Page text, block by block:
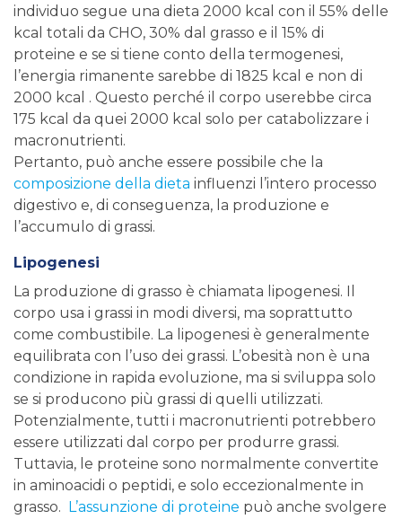
individuo segue una dieta 2000 kcal con il 55% delle
kcal totali da CHO, 30% dal grasso e il 15% di
proteine ​​e se si tiene conto della termogenesi,
l’energia rimanente sarebbe di 1825 kcal e non di
2000 kcal . Questo perché il corpo userebbe circa
175 kcal da quei 2000 kcal solo per catabolizzare i
macronutrienti.
Pertanto, può anche essere possibile che la
composizione della dieta influenzi l’intero processo
digestivo e, di conseguenza, la produzione e
l’accumulo di grassi.
Lipogenesi
La produzione di grasso è chiamata lipogenesi. Il
corpo usa i grassi in modi diversi, ma soprattutto
come combustibile. La lipogenesi è generalmente
equilibrata con l’uso dei grassi. L’obesità non è una
condizione in rapida evoluzione, ma si sviluppa solo
se si producono più grassi di quelli utilizzati.
Potenzialmente, tutti i macronutrienti potrebbero
essere utilizzati dal corpo per produrre grassi.
Tuttavia, le proteine ​​sono normalmente convertite
in aminoacidi o peptidi, e solo eccezionalmente in
grasso. L’assunzione di proteine ​​può anche svolgere